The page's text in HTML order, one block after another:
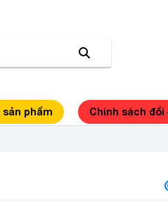
sản phẩm Chính sách đổi